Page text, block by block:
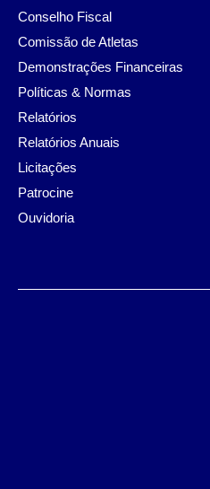
Conselho Fiscal
Comissão de Atletas
Demonstrações Financeiras
Políticas & Normas
Relatórios
Relatórios Anuais
Licitações
Patrocine
Ouvidoria